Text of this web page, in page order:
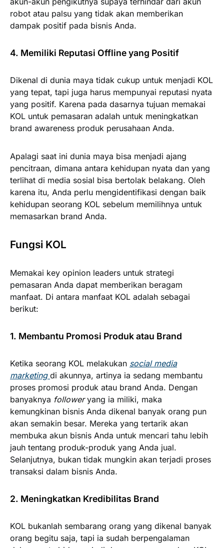
robot atau palsu yang tidak akan memberikan
dampak positif pada bisnis Anda.
4. Memiliki Reputasi Offline yang Positif
Dikenal di dunia maya tidak cukup untuk menjadi KOL
yang tepat, tapi juga harus mempunyai reputasi nyata
yang positif. Karena pada dasarnya tujuan memakai
KOL untuk pemasaran adalah untuk meningkatkan
brand awareness produk perusahaan Anda.
Apalagi saat ini dunia maya bisa menjadi ajang
pencitraan, dimana antara kehidupan nyata dan yang
terlihat di media sosial bisa bertolak belakang. Oleh
karena itu, Anda perlu mengidentifikasi dengan baik
kehidupan seorang KOL sebelum memilihnya untuk
memasarkan brand Anda.
Fungsi KOL
Memakai key opinion leaders untuk strategi
pemasaran Anda dapat memberikan beragam
manfaat. Di antara manfaat KOL adalah sebagai
berikut:
1. Membantu Promosi Produk atau Brand
Ketika seorang KOL melakukan social media
marketing di akunnya, artinya ia sedang membantu
proses promosi produk atau brand Anda. Dengan
banyaknya followeryang ia miliki, maka
kemungkinan bisnis Anda dikenal banyak orang pun
akan semakin besar. Mereka yang tertarik akan
membuka akun bisnis Anda untuk mencari tahu lebih
jauh tentang produk-produk yang Anda jual.
Selanjutnya, bukan tidak mungkin akan terjadi proses
transaksi dalam bisnis Anda.
2. Meningkatkan Kredibilitas Brand
KOL bukanlah sembarang orang yang dikenal banyak
orang begitu saja, tapi ia sudah berpengalaman